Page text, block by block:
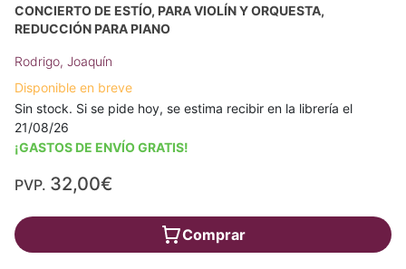
CONCIERTO DE ESTÍO, PARA VIOLÍN Y ORQUESTA,
REDUCCIÓN PARA PIANO
Rodrigo, Joaquín
Disponible en breve
Sin stock. Si se pide hoy, se estima recibir en la librería el
21/08/26
¡GASTOS DE ENVÍO GRATIS!
PVP. 32,00€
Comprar